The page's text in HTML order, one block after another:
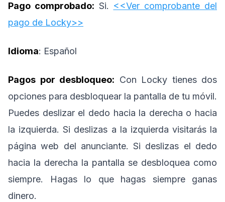
Pago comprobado: Si. <<Ver comprobante del
pago de Locky>>
Idioma: Español
Pagos por desbloqueo: Con Locky tienes dos
opciones para desbloquear la pantalla de tu móvil.
Puedes deslizar el dedo hacia la derecha o hacia
la izquierda. Si deslizas a la izquierda visitarás la
página web del anunciante. Si deslizas el dedo
hacia la derecha la pantalla se desbloquea como
siempre. Hagas lo que hagas siempre ganas
dinero.